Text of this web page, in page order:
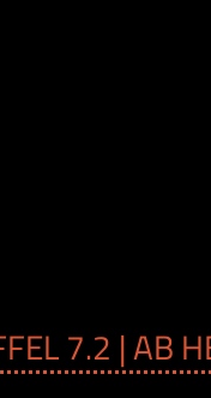
7.2 | AB